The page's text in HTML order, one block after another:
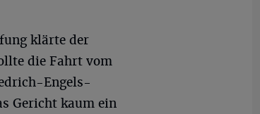
klärte der
die Fahrt vom
Engels-
Gericht kaum ein